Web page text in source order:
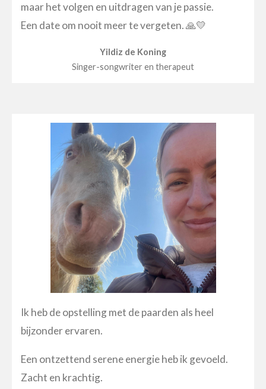
maar het volgen en uitdragen van je passie.
Een date om nooit meer te vergeten. 🙏💛
Yildiz de Koning
Singer-songwriter en therapeut
Ik heb de opstelling met de paarden als heel
bijzonder ervaren.
Een ontzettend serene energie heb ik gevoeld.
Zacht en krachtig.